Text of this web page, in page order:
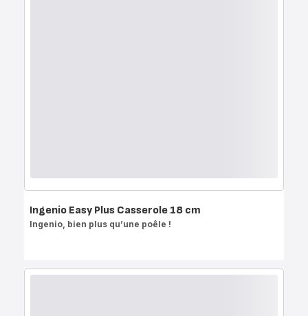
Ingenio Easy Plus Casserole 18 cm
Ingenio, bien plus qu’une poêle !